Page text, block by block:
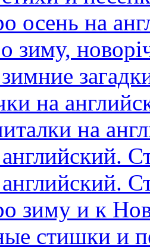
осень на
зиму,
на
на
зиму и к
стишки и